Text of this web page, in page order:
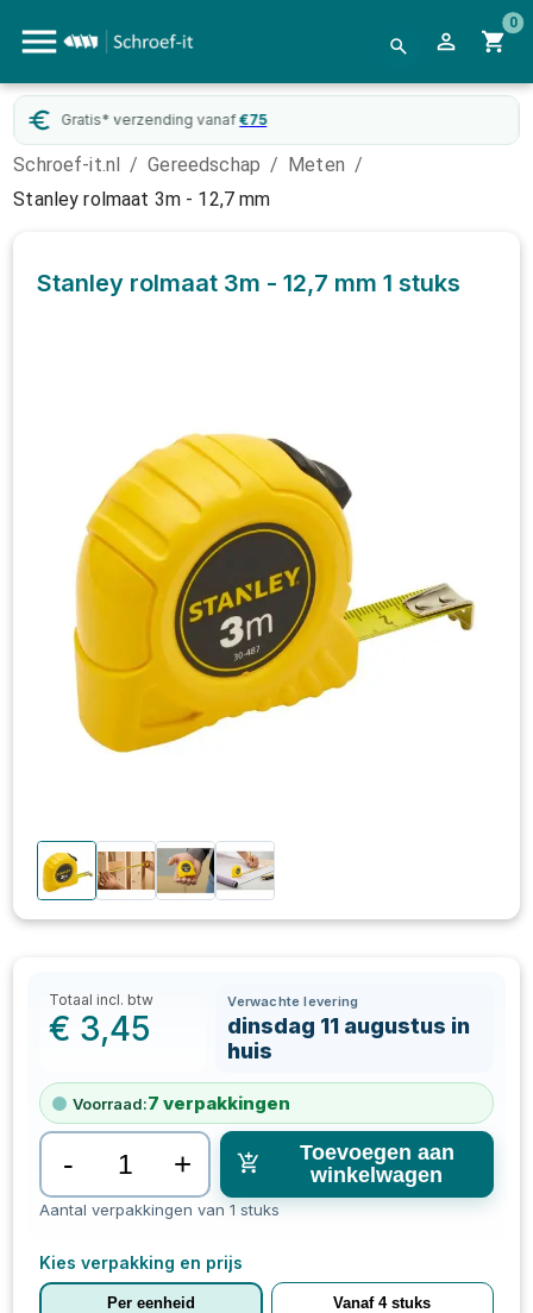
0
Gratis* verzending vanaf €75
Schroef-it.nl / Gereedschap / Meten /
Stanley rolmaat 3m - 12,7 mm
Stanley rolmaat 3m - 12,7 mm 1 stuks
Totaal incl. btw
€ 3,45
Verwachte levering
dinsdag 11 augustus in
huis
Voorraad:7 verpakkingen
- +
Toevoegen aan
winkelwagen
Aantal verpakkingen van 1 stuks
Kies verpakking en prijs
Per eenheid Vanaf4stuks